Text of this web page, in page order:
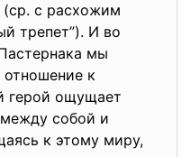
(ср. с расхожим
трепет”). И во
мы
к
герой ощущает
собой и
к этому миру,